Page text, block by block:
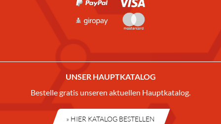
UNSER HAUPTKATALOG
Bestelle gratis unseren aktuellen Hauptkatalog.
» HIER KATALOG BESTELLEN